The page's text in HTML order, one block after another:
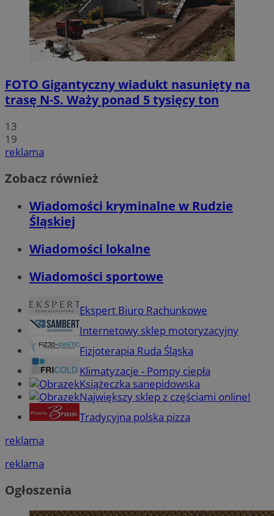
FOTO Gigantyczny wiadukt nasunięty na
trasę N-S. Waży ponad 5 tysięcy ton
13
19
reklama
Zobacz również
Wiadomości kryminalne w Rudzie
Śląskiej
Wiadomości lokalne
Wiadomości sportowe
Ekspert Biuro Rachunkowe
Internetowy sklep motoryzacyjny
Fizjoterapia Ruda Śląska
Klimatyzacje - Pompy ciepła
Książeczka sanepidowska
Największy sklep z częściami online!
Tradycyjna polska pizza
reklama
reklama
Ogłoszenia